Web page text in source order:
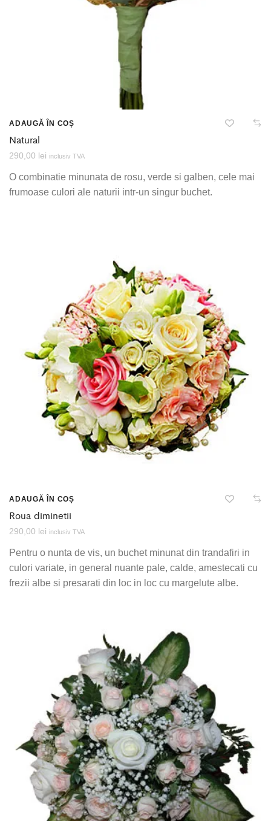
ADAUGĂ ÎN COȘ
Natural
290,00 lei inclusiv TVA
O combinatie minunata de rosu, verde si galben, cele mai
frumoase culori ale naturii intr-un singur buchet.
ADAUGĂ ÎN COȘ
Roua diminetii
290,00 lei inclusiv TVA
Pentru o nunta de vis, un buchet minunat din trandafiri in
culori variate, in general nuante pale, calde, amestecati cu
frezii albe si presarati din loc in loc cu margelute albe.